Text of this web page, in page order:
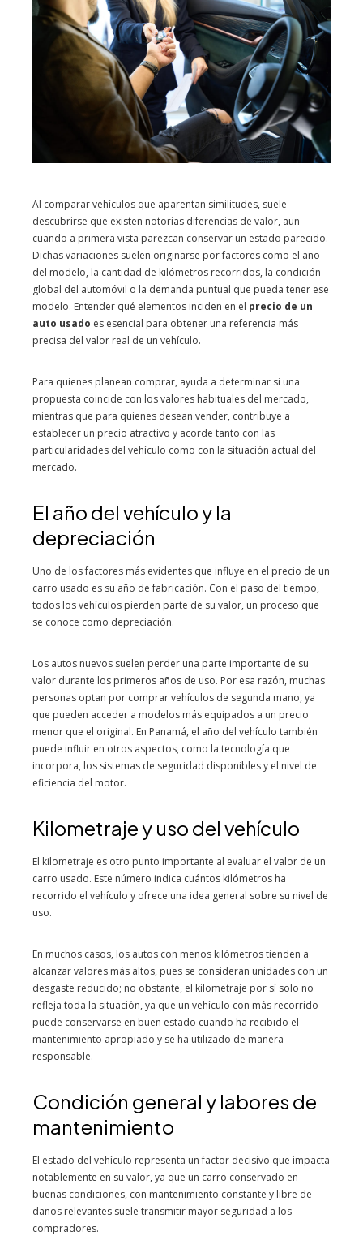
Al comparar vehículos que aparentan similitudes, suele
descubrirse que existen notorias diferencias de valor, aun
cuando a primera vista parezcan conservar un estado parecido.
Dichas variaciones suelen originarse por factores como el año
del modelo, la cantidad de kilómetros recorridos, la condición
global del automóvil o la demanda puntual que pueda tener ese
modelo. Entender qué elementos inciden en el precio de un
auto usado es esencial para obtener una referencia más
precisa del valor real de un vehículo.
Para quienes planean comprar, ayuda a determinar si una
propuesta coincide con los valores habituales del mercado,
mientras que para quienes desean vender, contribuye a
establecer un precio atractivo y acorde tanto con las
particularidades del vehículo como con la situación actual del
mercado.
El año del vehículo y la
depreciación
Uno de los factores más evidentes que influye en el precio de un
carro usado es su año de fabricación. Con el paso del tiempo,
todos los vehículos pierden parte de su valor, un proceso que
se conoce como depreciación.
Los autos nuevos suelen perder una parte importante de su
valor durante los primeros años de uso. Por esa razón, muchas
personas optan por comprar vehículos de segunda mano, ya
que pueden acceder a modelos más equipados a un precio
menor que el original. En Panamá, el año del vehículo también
puede influir en otros aspectos, como la tecnología que
incorpora, los sistemas de seguridad disponibles y el nivel de
eficiencia del motor.
Kilometraje y uso del vehículo
El kilometraje es otro punto importante al evaluar el valor de un
carro usado. Este número indica cuántos kilómetros ha
recorrido el vehículo y ofrece una idea general sobre su nivel de
uso.
En muchos casos, los autos con menos kilómetros tienden a
alcanzar valores más altos, pues se consideran unidades con un
desgaste reducido; no obstante, el kilometraje por sí solo no
refleja toda la situación, ya que un vehículo con más recorrido
puede conservarse en buen estado cuando ha recibido el
mantenimiento apropiado y se ha utilizado de manera
responsable.
Condición general y labores de
mantenimiento
El estado del vehículo representa un factor decisivo que impacta
notablemente en su valor, ya que un carro conservado en
buenas condiciones, con mantenimiento constante y libre de
daños relevantes suele transmitir mayor seguridad a los
compradores.